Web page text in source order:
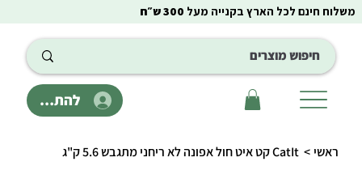
להתחבר
משלוח חינם לכל הארץ בקנייה מעל 300 ש״ח
ראשי > CatIt קט איט חול אפונה לא ריחני מתגבש 5.6 ק"ג